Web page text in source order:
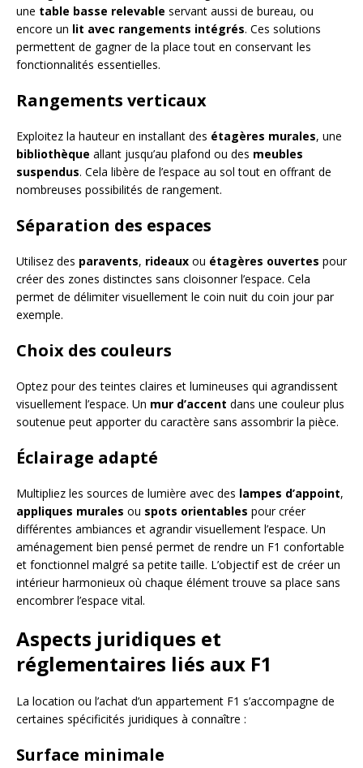
une table basse relevable servant aussi de bureau, ou
encore un lit avec rangements intégrés. Ces solutions
permettent de gagner de la place tout en conservant les
fonctionnalités essentielles.
Rangements verticaux
Exploitez la hauteur en installant des étagères murales, une
bibliothèque allant jusqu’au plafond ou des meubles
suspendus. Cela libère de l’espace au sol tout en offrant de
nombreuses possibilités de rangement.
Séparation des espaces
Utilisez des paravents, rideaux ou étagères ouvertes pour
créer des zones distinctes sans cloisonner l’espace. Cela
permet de délimiter visuellement le coin nuit du coin jour par
exemple.
Choix des couleurs
Optez pour des teintes claires et lumineuses qui agrandissent
visuellement l’espace. Un mur d’accent dans une couleur plus
soutenue peut apporter du caractère sans assombrir la pièce.
Éclairage adapté
Multipliez les sources de lumière avec des lampes d’appoint,
appliques murales ou spots orientables pour créer
différentes ambiances et agrandir visuellement l’espace. Un
aménagement bien pensé permet de rendre un F1 confortable
et fonctionnel malgré sa petite taille. L’objectif est de créer un
intérieur harmonieux où chaque élément trouve sa place sans
encombrer l’espace vital.
Aspects juridiques et
réglementaires liés aux F1
La location ou l’achat d’un appartement F1 s’accompagne de
certaines spécificités juridiques à connaître :
Surface minimale